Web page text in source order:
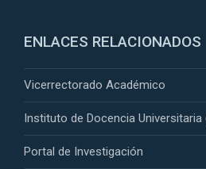
ENLACES RELACIONADOS
Vicerrectorado Académico
Instituto de Docencia Universitaria
Portal de Investigación